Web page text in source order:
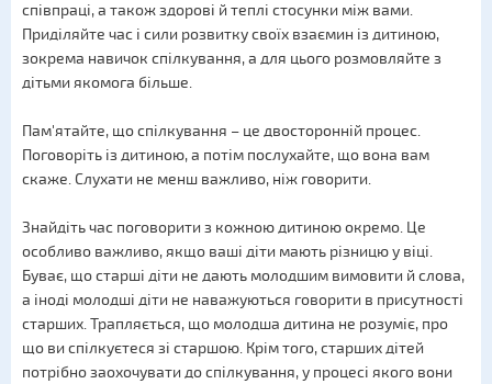
співпраці, а також здорові й теплі стосунки між вами.
Приділяйте час і сили розвитку своїх взаємин із дитиною,
зокрема навичок спілкування, а для цього розмовляйте з
дітьми якомога більше.
Пам'ятайте, що спілкування – це двосторонній процес.
Поговоріть із дитиною, а потім послухайте, що вона вам
скаже. Слухати не менш важливо, ніж говорити.
Знайдіть час поговорити з кожною дитиною окремо. Це
особливо важливо, якщо ваші діти мають різницю у віці.
Буває, що старші діти не дають молодшим вимовити й слова,
а іноді молодші діти не наважуються говорити в присутності
старших. Трапляється, що молодша дитина не розуміє, про
що ви спілкуєтеся зі старшою. Крім того, старших дітей
потрібно заохочувати до спілкування, у процесі якого вони